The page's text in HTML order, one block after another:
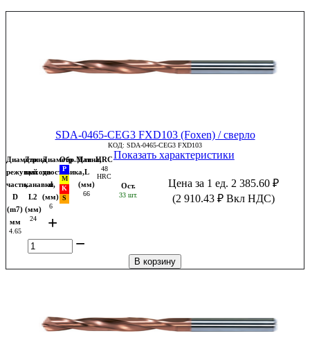
SDA-0465-CEG3 FXD103 (Foxen) / сверло
КОД: SDA-0465-CEG3 FXD103
Диаметр
режущей
части,
D
(m7)
мм
4.65
Длина
выхода
канавки,
L2
(мм)
24
Диаметр
хвостовика,
d
(мм)
6
Обр.МатДлина,
L
(мм)
66
HRC
48
HRC
Показать характеристики
Ост.
33 шт.
Цена за 1 ед. 2 385.60 ₽
(2 910.43 ₽Вкл НДС)
+
−
В корзину